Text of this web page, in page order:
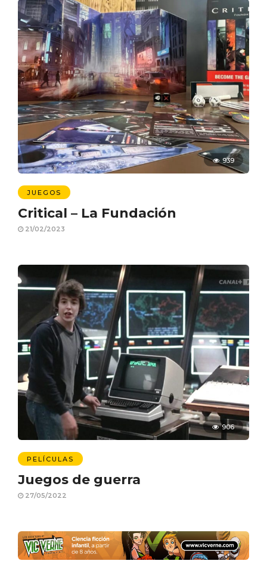
939
JUEGOS
Critical – La Fundación
21/02/2023
906
PELÍCULAS
Juegos de guerra
27/05/2022